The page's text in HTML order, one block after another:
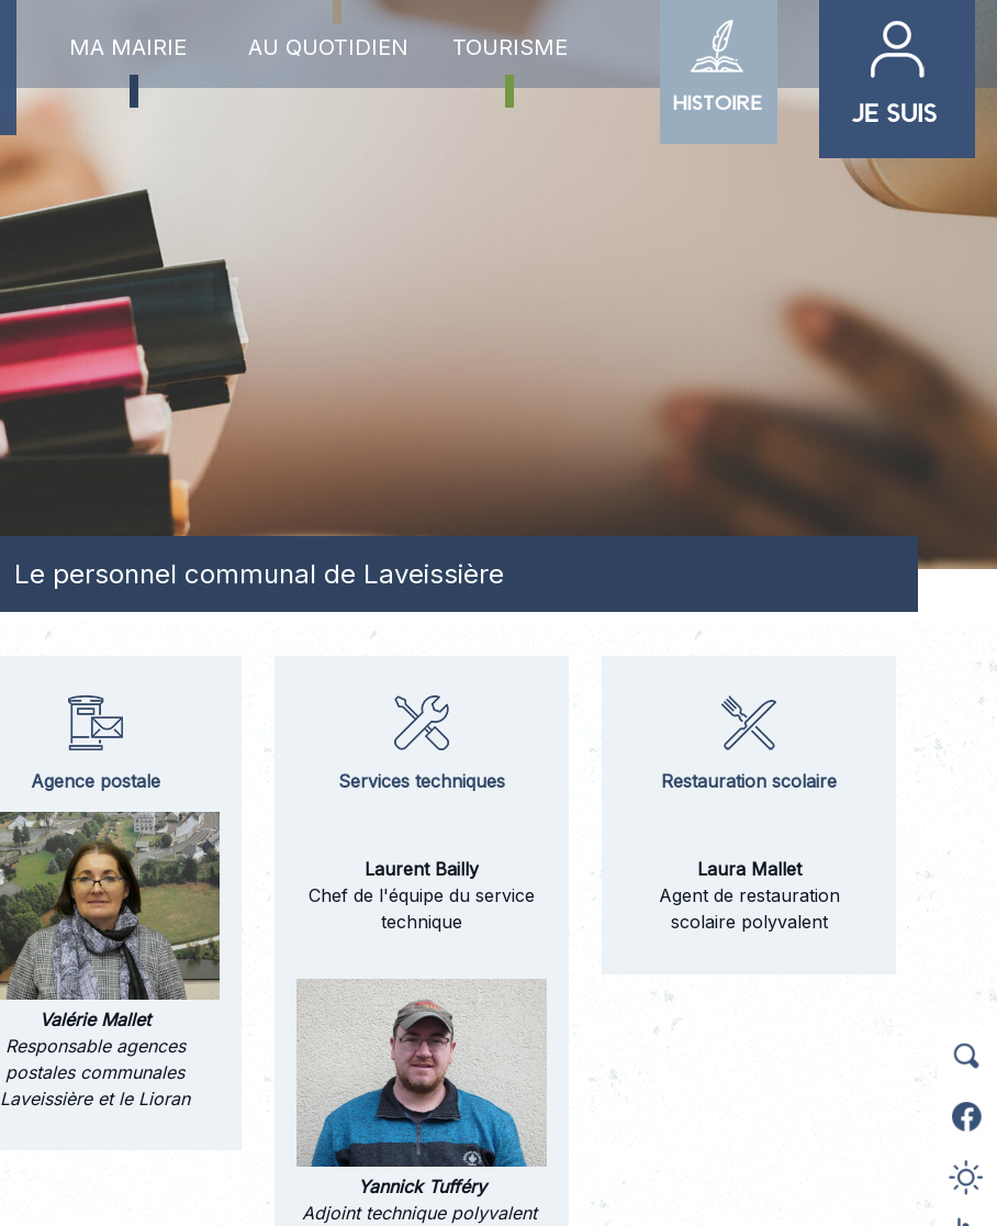
MA MAIRIE AU QUOTIDIEN TOURISME
Le personnel communal de Laveissière
Agence postale
Valérie Mallet
Responsable agences
postales communales
Laveissière et le Lioran
Services techniques
Laurent Bailly
Chef de l'équipe du service
technique
Yannick Tufféry
Adjoint technique polyvalent
Restauration scolaire
Laura Mallet
Agent de restauration
scolaire polyvalent